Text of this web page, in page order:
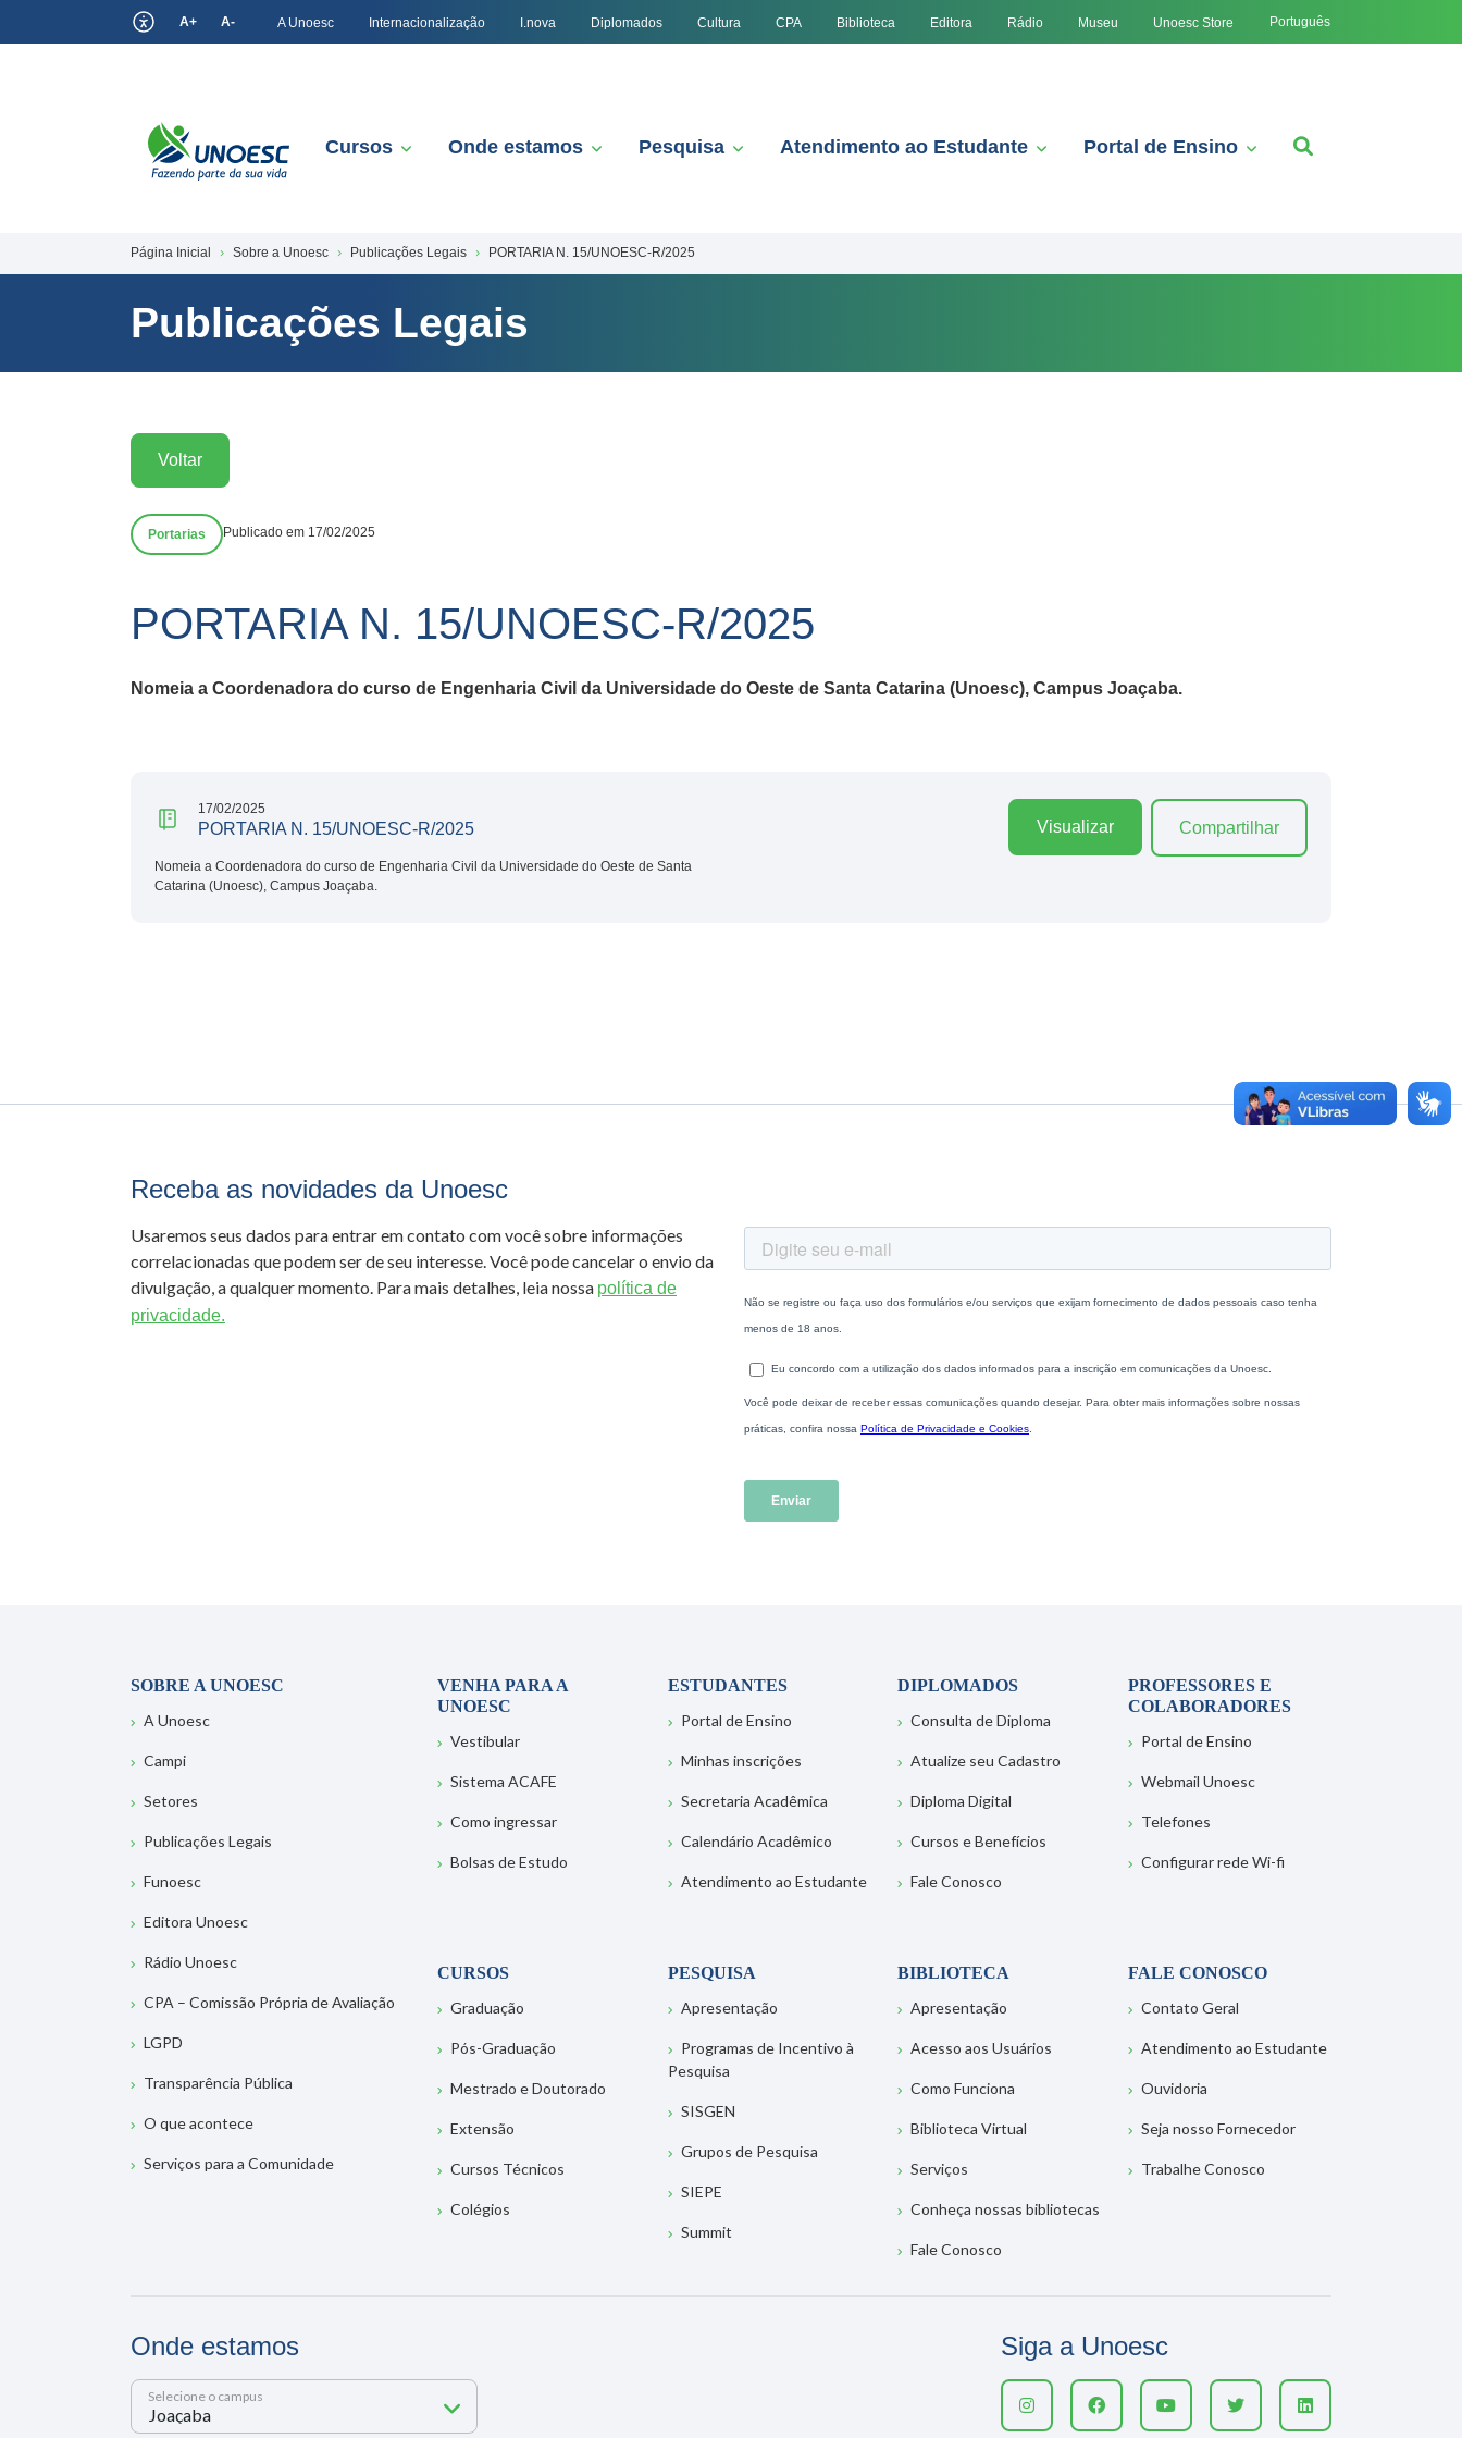
A+ A- A Unoesc Internacionalização I.nova Diplomados Cultura CPA Biblioteca Editora Rádio Museu Unoesc Store Português
Cursos Onde estamos Pesquisa Atendimento ao Estudante Portal de Ensino
Página Inicial Sobre a Unoesc Publicações Legais PORTARIA N. 15/UNOESC-R/2025
Publicações Legais
Voltar
Portarias Publicado em 17/02/2025
PORTARIA N. 15/UNOESC-R/2025
Nomeia a Coordenadora do curso de Engenharia Civil da Universidade do Oeste de Santa Catarina (Unoesc), Campus Joaçaba.
17/02/2025
PORTARIA N. 15/UNOESC-R/2025
Nomeia a Coordenadora do curso de Engenharia Civil da Universidade do Oeste de Santa
Catarina (Unoesc), Campus Joaçaba.
Visualizar Compartilhar
Receba as novidades da Unoesc
Usaremos seus dados para entrar em contato com você sobre informações
correlacionadas que podem ser de seu interesse. Você pode cancelar o envio da
divulgação, a qualquer momento. Para mais detalhes, leia nossa política de
privacidade.
SOBRE A UNOESC
A Unoesc
Campi
Setores
Publicações Legais
Funoesc
Editora Unoesc
Rádio Unoesc
CPA – Comissão Própria de Avaliação
LGPD
Transparência Pública
O que acontece
Serviços para a Comunidade
VENHA PARA A
UNOESC
Vestibular
Sistema ACAFE
Como ingressar
Bolsas de Estudo
ESTUDANTES
Portal de Ensino
Minhas inscrições
Secretaria Acadêmica
Calendário Acadêmico
Atendimento ao Estudante
DIPLOMADOS
Consulta de Diploma
Atualize seu Cadastro
Diploma Digital
Cursos e Benefícios
Fale Conosco
PROFESSORES E
COLABORADORES
Portal de Ensino
Webmail Unoesc
Telefones
Configurar rede Wi-fi
CURSOS
Graduação
Pós-Graduação
Mestrado e Doutorado
Extensão
Cursos Técnicos
Colégios
PESQUISA
Apresentação
Programas de Incentivo à
Pesquisa
SISGEN
Grupos de Pesquisa
SIEPE
Summit
BIBLIOTECA
Apresentação
Acesso aos Usuários
Como Funciona
Biblioteca Virtual
Serviços
Conheça nossas bibliotecas
Fale Conosco
FALE CONOSCO
Contato Geral
Atendimento ao Estudante
Ouvidoria
Seja nosso Fornecedor
Trabalhe Conosco
Onde estamos
Selecione o campus
Siga a Unoesc